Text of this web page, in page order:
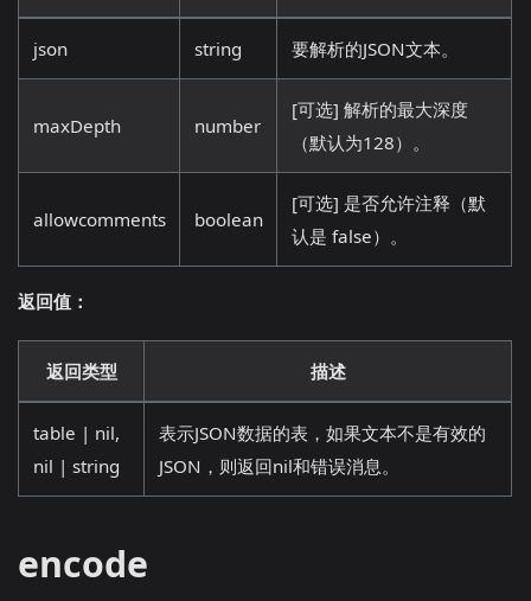
json string 要解析的JSON文本。
maxDepth number
[可选] 解析的最大深度
（默认为128）。
allowcomments boolean
[可选] 是否允许注释（默
认是 false）。
返回值：
返回类型 描述
table | nil,
nil | string
表示JSON数据的表，如果文本不是有效的
JSON，则返回nil和错误消息。
encode